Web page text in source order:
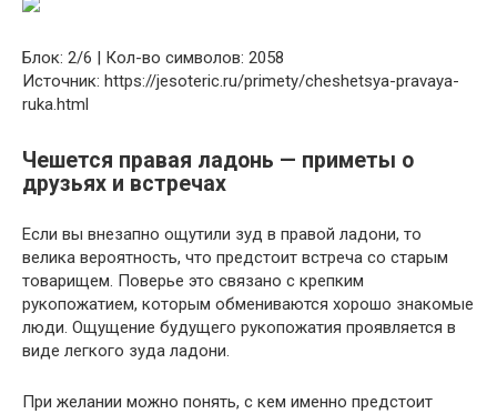
Блок: 2/6 | Кол-во символов: 2058
Источник: https://jesoteric.ru/primety/cheshetsya-pravaya-
ruka.html
Чешется правая ладонь — приметы о
друзьях и встречах
Если вы внезапно ощутили зуд в правой ладони, то
велика вероятность, что предстоит встреча со старым
товарищем. Поверье это связано с крепким
рукопожатием, которым обмениваются хорошо знакомые
люди. Ощущение будущего рукопожатия проявляется в
виде легкого зуда ладони.
При желании можно понять, с кем именно предстоит